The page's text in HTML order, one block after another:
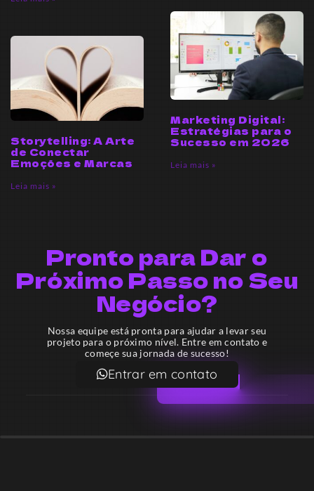
Storytelling: A Arte
de Conectar
Emoções e Marcas
Leia mais »
Marketing Digital:
Estratégias para o
Sucesso em 2026
Leia mais »
Pronto para Dar o
Próximo Passo no Seu
Negócio?
Nossa equipe está pronta para ajudar a levar seu
projeto para o próximo nível. Entre em contato e
começe sua jornada de sucesso!
Entrar em contato